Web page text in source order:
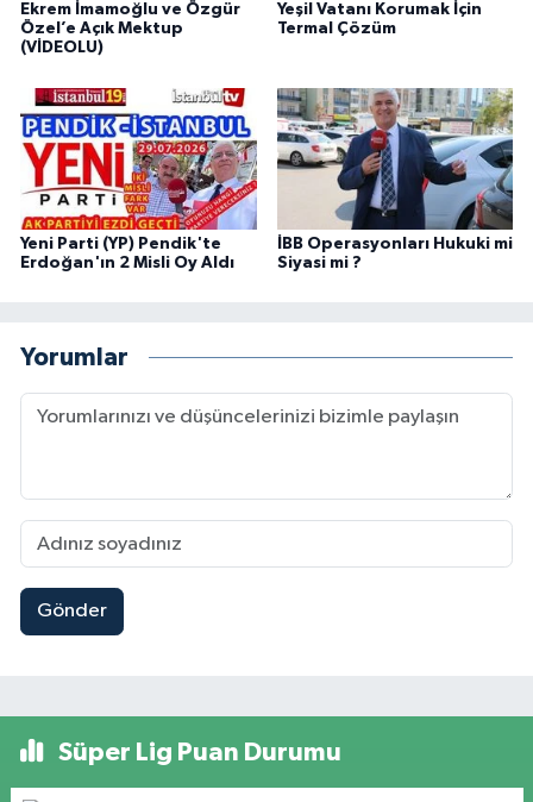
Ekrem İmamoğlu ve Özgür
Özel’e Açık Mektup
(VİDEOLU)
Yeşil Vatanı Korumak İçin
Termal Çözüm
Yeni Parti (YP) Pendik'te
Erdoğan'ın 2 Misli Oy Aldı
İBB Operasyonları Hukuki mi
Siyasi mi ?
Yorumlar
Gönder
Süper Lig Puan Durumu